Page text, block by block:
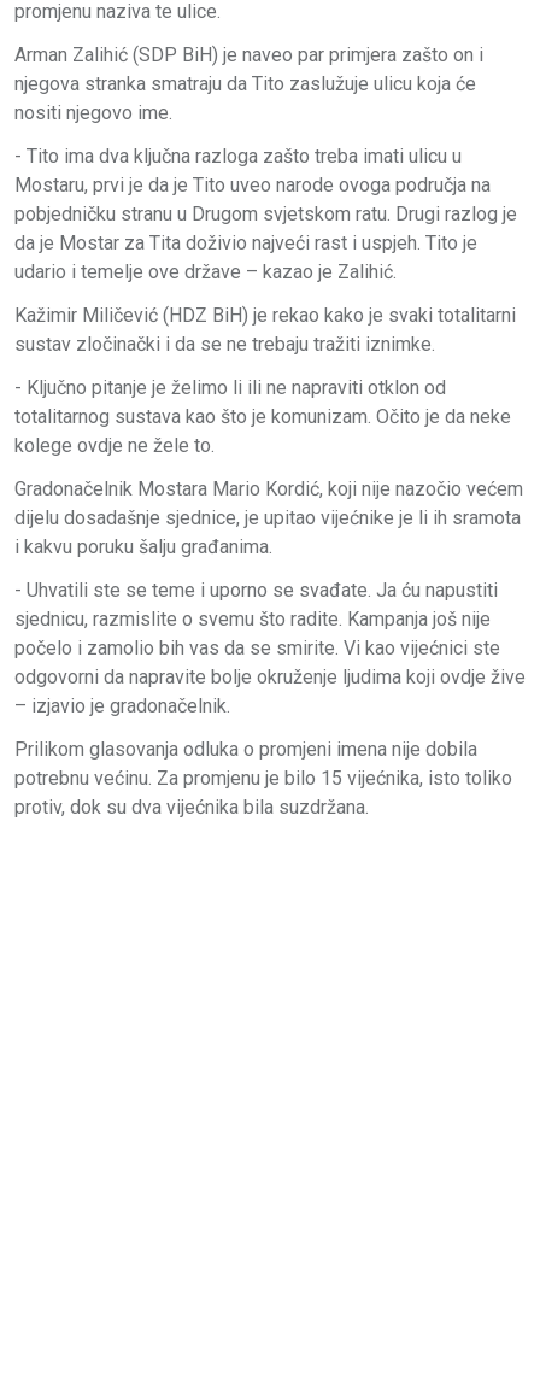
promjenu naziva te ulice.
Arman Zalihić (SDP BiH) je naveo par primjera zašto on i
njegova stranka smatraju da Tito zaslužuje ulicu koja će
nositi njegovo ime.
- Tito ima dva ključna razloga zašto treba imati ulicu u
Mostaru, prvi je da je Tito uveo narode ovoga područja na
pobjedničku stranu u Drugom svjetskom ratu. Drugi razlog je
da je Mostar za Tita doživio najveći rast i uspjeh. Tito je
udario i temelje ove države – kazao je Zalihić.
Kažimir Miličević (HDZ BiH) je rekao kako je svaki totalitarni
sustav zločinački i da se ne trebaju tražiti iznimke.
- Ključno pitanje je želimo li ili ne napraviti otklon od
totalitarnog sustava kao što je komunizam. Očito je da neke
kolege ovdje ne žele to.
Gradonačelnik Mostara Mario Kordić, koji nije nazočio većem
dijelu dosadašnje sjednice, je upitao vijećnike je li ih sramota
i kakvu poruku šalju građanima.
- Uhvatili ste se teme i uporno se svađate. Ja ću napustiti
sjednicu, razmislite o svemu što radite. Kampanja još nije
počelo i zamolio bih vas da se smirite. Vi kao vijećnici ste
odgovorni da napravite bolje okruženje ljudima koji ovdje žive
– izjavio je gradonačelnik.
Prilikom glasovanja odluka o promjeni imena nije dobila
potrebnu većinu. Za promjenu je bilo 15 vijećnika, isto toliko
protiv, dok su dva vijećnika bila suzdržana.